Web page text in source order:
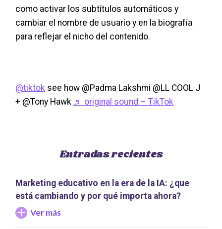
como activar los subtítulos automáticos y
cambiar el nombre de usuario y en la biografía
para reflejar el nicho del contenido.
@tiktoksee how @Padma Lakshmi @LL COOL J
+ @Tony Hawk ♬ original sound – TikTok
Entradas recientes
Marketing educativo en la era de la IA: ¿que
está cambiando y por qué importa ahora?
Ver más